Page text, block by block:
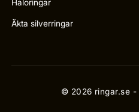
Haloringar
Äkta silverringar
© 2026 ringar.se -